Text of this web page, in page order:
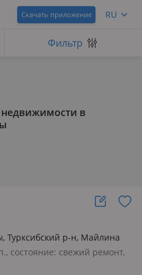
Скачать приложение RU
Фильтр
в
Турксибский р-н, Майлина
состояние: cвежий ремонт,